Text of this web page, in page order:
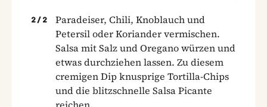
2 / 2
Paradeiser, Chili, Knoblauch und
Petersil oder Koriander vermischen.
Salsa mit Salz und Oregano würzen und
etwas durchziehen lassen. Zu diesem
cremigen Dip knusprige Tortilla-Chips
und die blitzschnelle Salsa Picante